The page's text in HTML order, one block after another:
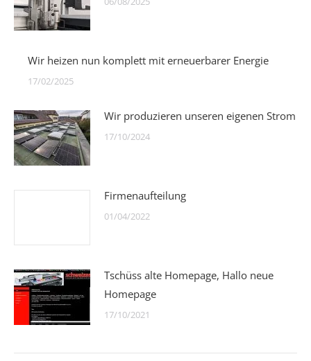
Wir heizen nun komplett mit erneuerbarer Energie
17/02/2025
Wir produzieren unseren eigenen Strom
17/10/2024
Firmenaufteilung
01/04/2022
Tschüss alte Homepage, Hallo neue
Homepage
17/10/2021